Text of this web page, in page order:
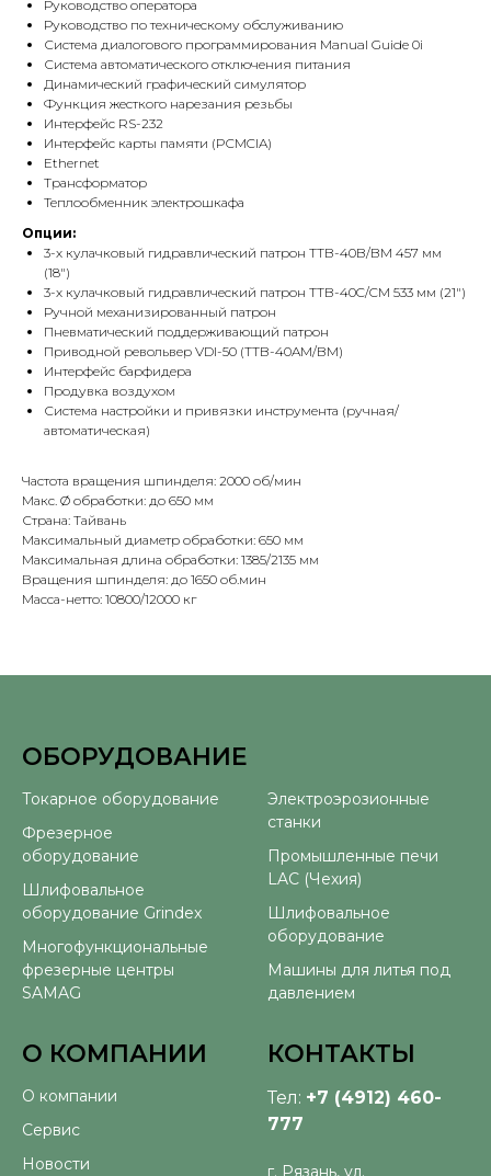
Руководство оператора
Руководство по техническому обслуживанию
Система диалогового программирования Manual Guide 0i
Система автоматического отключения питания
Динамический графический симулятор
Функция жесткого нарезания резьбы
Интерфейс RS-232
Интерфейс карты памяти (PCMCIA)
Ethernet
Трансформатор
Теплообменник электрошкафа
Опции:
3-х кулачковый гидравлический патрон TTB-40B/BM 457 мм
(18")
3-х кулачковый гидравлический патрон TTB-40C/CM 533 мм (21")
Ручной механизированный патрон
Пневматический поддерживающий патрон
Приводной револьвер VDI-50 (TTB-40AM/BM)
Интерфейс барфидера
Продувка воздухом
Система настройки и привязки инструмента (ручная/
автоматическая)
Частота вращения шпинделя: 2000 об/мин
Макс. Ø обработки: до 650 мм
Страна: Тайвань
Максимальный диаметр обработки: 650 мм
Максимальная длина обработки: 1385/2135 мм
Вращения шпинделя: до 1650 об.мин
Масса-нетто: 10800/12000 кг
ОБОРУДОВАНИЕ
Токарное оборудование
Фрезерное
оборудование
Шлифовальное
оборудование Grindex
Многофункциональные
фрезерные центры
SAMAG
Электроэрозионные
станки
Промышленные печи
LAC (Чехия)
Шлифовальное
оборудование
Машины для литья под
давлением
О КОМПАНИИ
О компании
Сервис
Новости
КОНТАКТЫ
Тел: +7 (4912) 460-
777
г. Рязань, ул.